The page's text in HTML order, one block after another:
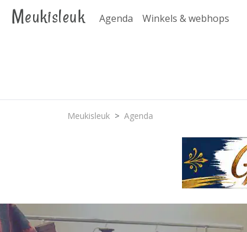
Meukisleuk Agenda Winkels & webhops
Meukisleuk Agenda